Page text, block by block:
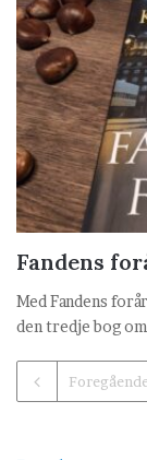
Fandens
Med Fandens
den tredje bog